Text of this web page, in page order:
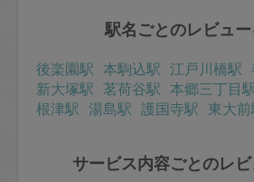
駅名ごとのレビュ
後楽園駅 本駒込駅 江戸川橋駅
新大塚駅 茗荷谷駅 本郷三丁目
根津駅 湯島駅 護国寺駅 東大
サービス内容ごとのレ